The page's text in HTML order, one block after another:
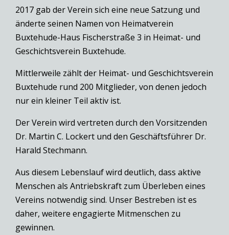
2017 gab der Verein sich eine neue Satzung und
änderte seinen Namen von Heimatverein
Buxtehude-Haus Fischerstraße 3 in Heimat- und
Geschichtsverein Buxtehude.
Mittlerweile zählt der Heimat- und Geschichtsverein
Buxtehude rund 200 Mitglieder, von denen jedoch
nur ein kleiner Teil aktiv ist.
Der Verein wird vertreten durch den Vorsitzenden
Dr. Martin C. Lockert und den Geschäftsführer Dr.
Harald Stechmann.
Aus diesem Lebenslauf wird deutlich, dass aktive
Menschen als Antriebskraft zum Überleben eines
Vereins notwendig sind. Unser Bestreben ist es
daher, weitere engagierte Mitmenschen zu
gewinnen.